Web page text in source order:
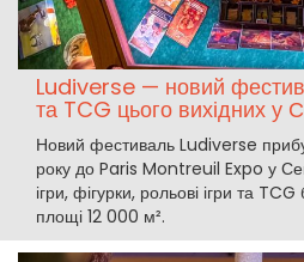
Ludiverse — новий
та TCG цього вихідних у
Новий фестиваль Ludiverse
року до Paris Montreuil Expo у
ігри, фігурки, рольові ігри та
площі 12 000 м².